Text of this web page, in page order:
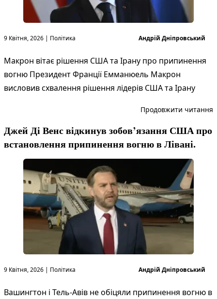
9 Квітня, 2026 | Політика
Опубліковано
Андрій Дніпровський
Макрон вітає рішення США та Ірану про припинення
вогню Президент Франції Емманюель Макрон
висловив схвалення рішення лідерів США та Ірану
Продовжити читання
Джей Ді Венс відкинув зобов’язання США про
встановлення припинення вогню в Лівані.
9 Квітня, 2026
Політика
Опубліковано
Андрій Дніпровський
Вашингтон і Тель-Авів не обіцяли припинення вогню в